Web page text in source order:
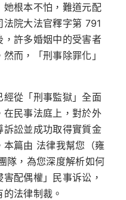
根本不怕，難道元配
院大法官釋字第 791
許多婚姻中的受害者
而，
「刑事除罪化」
從「刑事監獄」全面
民事法庭上，對於外
訟並成功取得實質金
本篇由 法律我幫您（雍
隊，為您深度解析如何
配偶權」民事诉讼，
法律制裁。